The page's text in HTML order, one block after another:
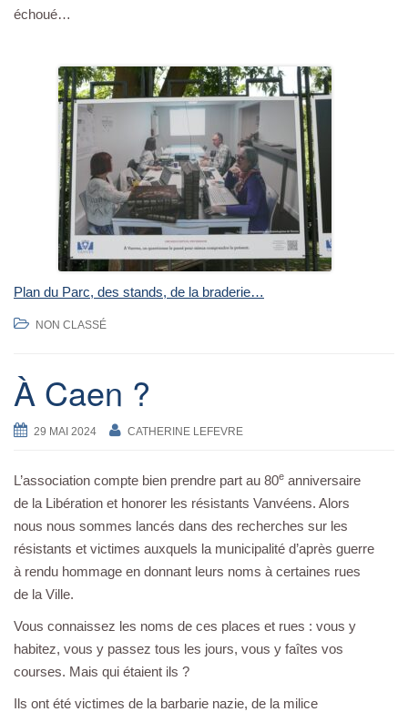
échoué…
Plan du Parc, des stands, de la braderie…
NON CLASSÉ
À Caen ?
29 MAI 2024 CATHERINE LEFEVRE
L’association compte bien prendre part au 80e anniversaire
de la Libération et honorer les résistants Vanvéens. Alors
nous nous sommes lancés dans des recherches sur les
résistants et victimes auxquels la municipalité d’après guerre
à rendu hommage en donnant leurs noms à certaines rues
de la Ville.
Vous connaissez les noms de ces places et rues : vous y
habitez, vous y passez tous les jours, vous y faîtes vos
courses. Mais qui étaient ils ?
Ils ont été victimes de la barbarie nazie, de la milice